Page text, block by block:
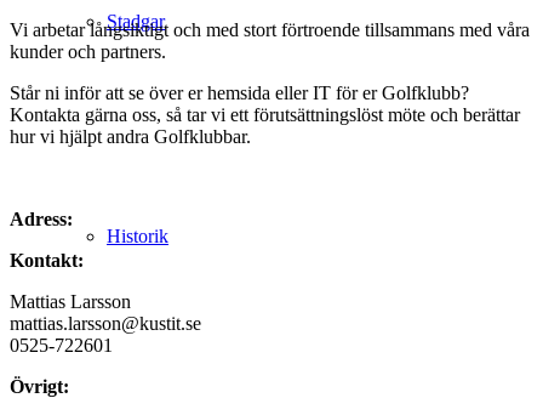
Stadgar
Historik
Vi arbetar långsiktigt och med stort förtroende tillsammans med våra
kunder och partners.
Står ni inför att se över er hemsida eller IT för er Golfklubb?
Kontakta gärna oss, så tar vi ett förutsättningslöst möte och berättar
hur vi hjälpt andra Golfklubbar.
Adress:
Kontakt:
Mattias Larsson
mattias.larsson@kustit.se
0525-722601
Övrigt: